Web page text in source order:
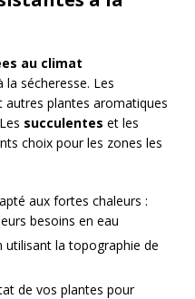
au climat
sécheresse. Les
autres plantes aromatiques
succulentes et les
choix pour les zones les
aux fortes chaleurs :
besoins en eau
utilisant la topographie de
de vos plantes pour